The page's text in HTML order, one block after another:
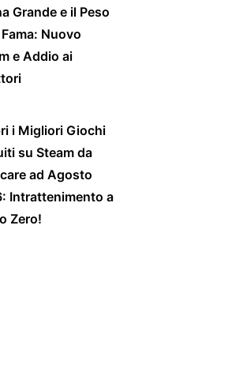
Grande e il Peso
Nuovo
e Addio ai
i Migliori Giochi
su Steam da
ad Agosto
Intrattenimento a
Zero!